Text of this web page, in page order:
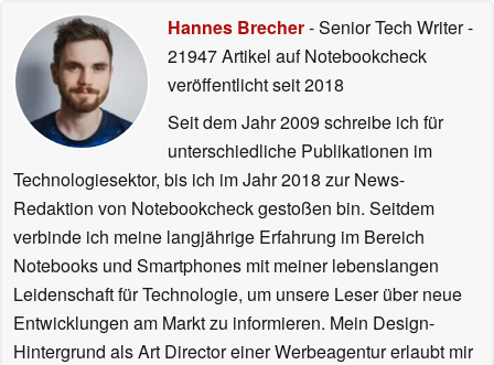
Hannes Brecher- Senior Tech Writer-
21947 Artikel auf Notebookcheck
veröffentlichtseit 2018
Seit dem Jahr 2009 schreibe ich für
unterschiedliche Publikationen im
Technologiesektor, bis ich im Jahr 2018 zur News-
Redaktion von Notebookcheck gestoßen bin. Seitdem
verbinde ich meine langjährige Erfahrung im Bereich
Notebooks und Smartphones mit meiner lebenslangen
Leidenschaft für Technologie, um unsere Leser über neue
Entwicklungen am Markt zu informieren. Mein Design-
Hintergrund als Art Director einer Werbeagentur erlaubt mir